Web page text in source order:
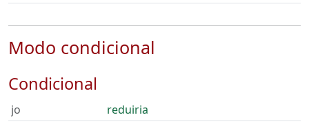
Modo condicional
Condicional
jo
reduiria